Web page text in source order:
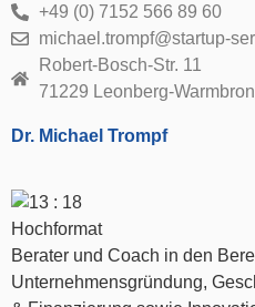
+49 (0) 7152 566 89 60
michael.trompf@startup-
Robert-Bosch-Str. 11
71229 Leonberg-
Dr. Michael Trompf
Berater und Coach in den
Unternehmensgründung,